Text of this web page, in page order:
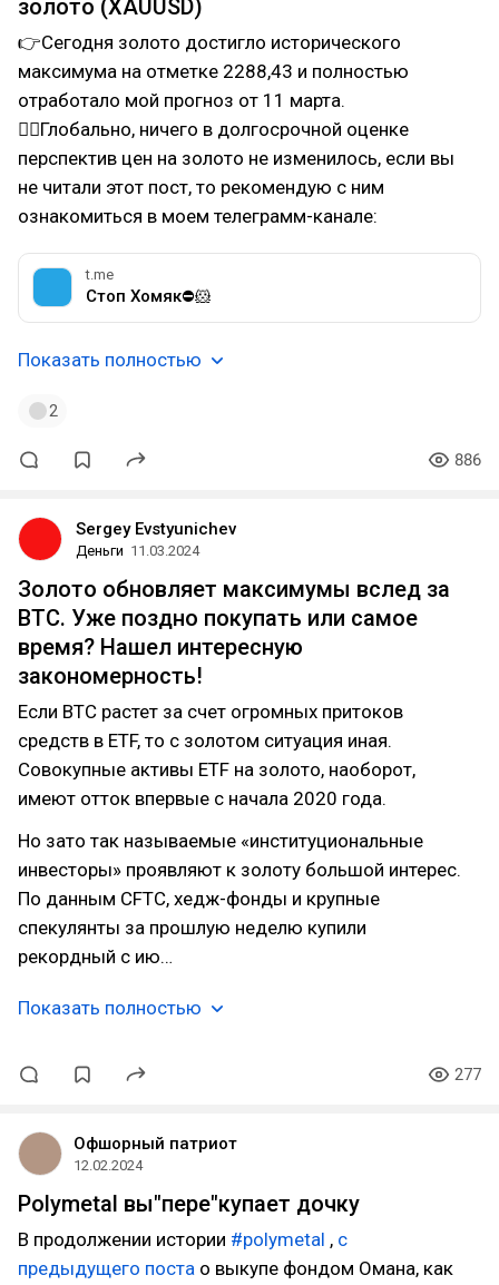
золото (XAUUSD)
👉Сегодня золото достигло исторического
максимума на отметке 2288,43 и полностью
отработало мой прогноз от 11 марта.
👆🏻Глобально, ничего в долгосрочной оценке
перспектив цен на золото не изменилось, если вы
не читали этот пост, то рекомендую с ним
ознакомиться в моем телеграмм-канале:
t.me
Стоп Хомяк⛔🐹
Показать полностью
2
886
Sergey Evstyunichev
Деньги 11.03.2024
Золото обновляет максимумы вслед за
BTC. Уже поздно покупать или самое
время? Нашел интересную
закономерность!
Если BTC растет за счет огромных притоков
средств в ETF, то с золотом ситуация иная.
Совокупные активы ETF на золото, наоборот,
имеют отток впервые с начала 2020 года.
Но зато так называемые «институциональные
инвесторы» проявляют к золоту большой интерес.
По данным CFTC, хедж-фонды и крупные
cпекулянты за прошлую неделю купили
рекордный с ию…
Показать полностью
277
Офшорный патриот
12.02.2024
Polymetal вы"пере"купает дочку
В продолжении истории #polymetal , с
предыдущего поста о выкупе фондом Омана, как